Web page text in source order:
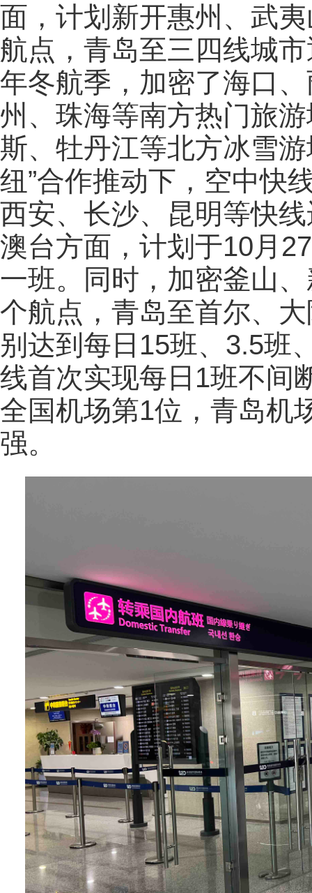
面，计划新开惠州、武
航点，青岛至三四线城
年冬航季，加密了海口
州、珠海等南方热门旅
斯、牡丹江等北方冰雪
纽”合作推动下，空中快
西安、长沙、昆明等快
澳台方面，计划于10月
一班。同时，加密釜山
个航点，青岛至首尔、
别达到每日15班、3.5班
线首次实现每日1班不间
全国机场第1位，青岛机
强。